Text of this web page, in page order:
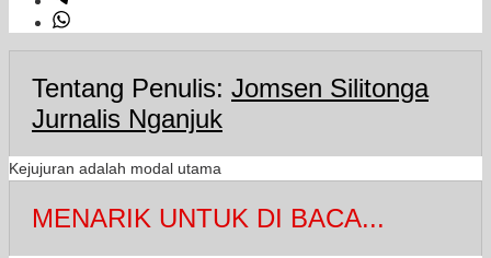
Tentang Penulis: Jomsen Silitonga
Jurnalis Nganjuk
Kejujuran adalah modal utama
MENARIK UNTUK DI BACA...